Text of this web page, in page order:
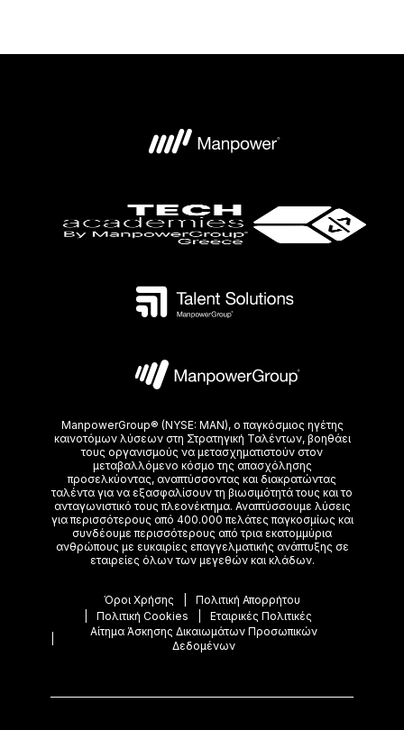
ManpowerGroup® (NYSE: MAN), ο παγκόσμιος ηγέτης
καινοτόμων λύσεων στη Στρατηγική Ταλέντων, βοηθάει
τoυς οργανισμούς να μετασχηματιστούν στον
μεταβαλλόμενο κόσμο της απασχόλησης
προσελκύοντας, αναπτύσσοντας και διακρατώντας
ταλέντα για να εξασφαλίσουν τη βιωσιμότητά τους και το
ανταγωνιστικό τους πλεονέκτημα. Αναπτύσσουμε λύσεις
για περισσότερους από 400.000 πελάτες παγκοσμίως και
συνδέουμε περισσότερους από τρια εκατομμύρια
ανθρώπους με ευκαιρίες επαγγελματικής ανάπτυξης σε
εταιρείες όλων των μεγεθών και κλάδων.
Όροι Χρήσης
Πολιτική Απορρήτου
Πολιτική Cookies
Εταιρικές Πολιτικές
Αίτημα Άσκησης Δικαιωμάτων Προσωπικών
Δεδομένων